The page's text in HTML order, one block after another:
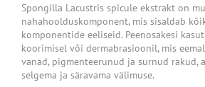
Spongilla Lacustris spicule ekstrakt on
nahahoolduskomponent, mis sisaldab
komponentide eeliseid. Peenosakesi
koorimisel või dermabrasioonil, mis
vanad, pigmenteerunud ja surnud rakud,
selgema ja säravama välimuse.